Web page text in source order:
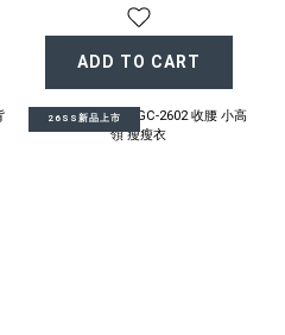
ADD TO CART
26SS新品上市